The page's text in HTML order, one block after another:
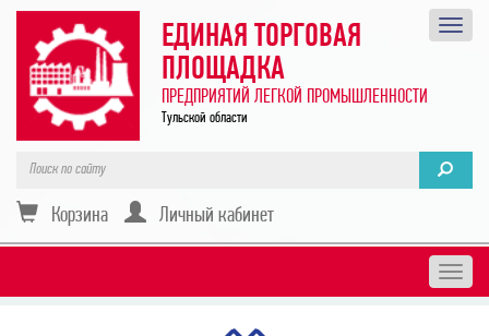
ЕДИНАЯ ТОРГОВАЯ
ПЛОЩАДКА
ПРЕДПРИЯТИЙ ЛЕГКОЙ ПРОМЫШЛЕННОСТИ
Тульской области
Корзина Личный кабинет